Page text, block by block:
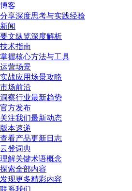
博客
分享深度思考与实践经验
新闻
要文纵览深度解析
技术指南
掌握核心方法与工具
运营场景
实战应用场景攻略
市场前沿
洞察行业最新趋势
官方发布
关注我们最新动态
版本速递
查看产品更新日志
云登词典
理解关键术语概念
探索全部内容
发现更多精彩内容
联系我们